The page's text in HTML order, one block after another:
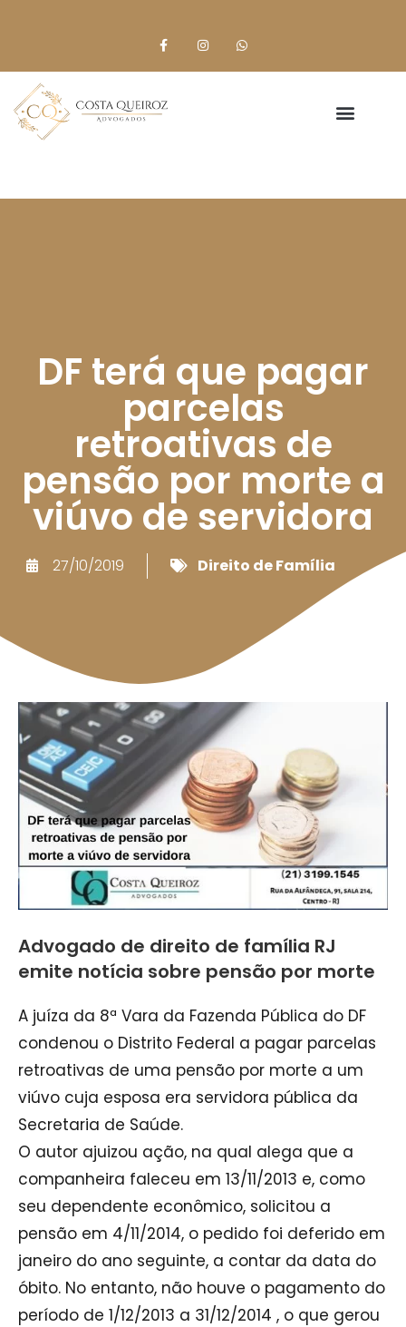
DF terá que pagar
parcelas
retroativas de
pensão por morte a
viúvo de servidora
27/10/2019 Direito de Família
Advogado de direito de família RJ
emite notícia sobre pensão por morte
A juíza da 8ª Vara da Fazenda Pública do DF
condenou o Distrito Federal a pagar parcelas
retroativas de uma pensão por morte a um
viúvo cuja esposa era servidora pública da
Secretaria de Saúde.
O autor ajuizou ação, na qual alega que a
companheira faleceu em 13/11/2013 e, como
seu dependente econômico, solicitou a
pensão em 4/11/2014, o pedido foi deferido em
janeiro do ano seguinte, a contar da data do
óbito. No entanto, não houve o pagamento do
período de 1/12/2013 a 31/12/2014 , o que gerou